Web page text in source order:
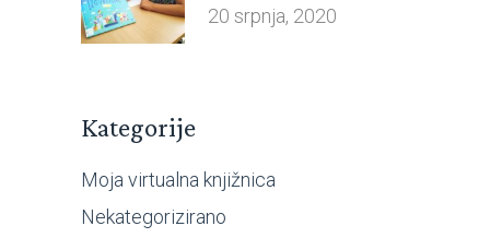
20 srpnja, 2020
Kategorije
Moja virtualna knjižnica
Nekategorizirano